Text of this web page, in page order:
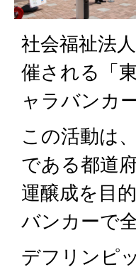
社会福祉法
催される「
ャラバンカ
この活動は
である都道
運醸成を目
バンカーで
デフリンピ